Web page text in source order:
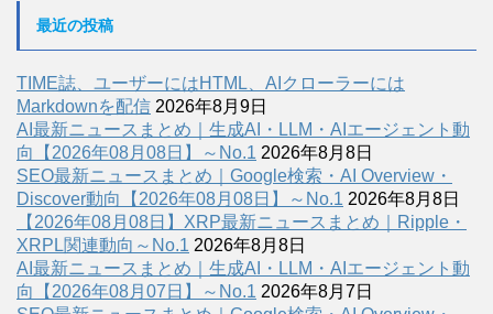
最近の投稿
TIME誌、ユーザーにはHTML、AIクローラーには
Markdownを配信 2026年8月9日
AI最新ニュースまとめ｜生成AI・LLM・AIエージェント動
向【2026年08月08日】～No.1 2026年8月8日
SEO最新ニュースまとめ｜Google検索・AI Overview・
Discover動向【2026年08月08日】～No.1 2026年8月8日
【2026年08月08日】XRP最新ニュースまとめ｜Ripple・
XRPL関連動向～No.1 2026年8月8日
AI最新ニュースまとめ｜生成AI・LLM・AIエージェント動
向【2026年08月07日】～No.1 2026年8月7日